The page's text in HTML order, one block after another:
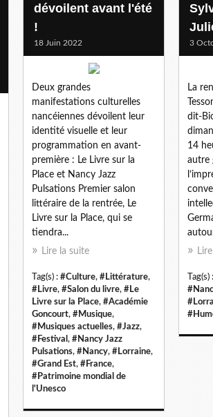
dévoilent avant l'été
!
18 Juin 2022
Deux grandes
manifestations culturelles
nancéiennes dévoilent leur
identité visuelle et leur
programmation en avant-
première : Le Livre sur la
Place et Nancy Jazz
Pulsations Premier salon
littéraire de la rentrée, Le
Livre sur la Place, qui se
tiendra...
Lire la suite
Tag(s) : #Culture, #Littérature,
#Livre, #Salon du livre, #Le
Livre sur la Place, #Académie
Goncourt, #Musique,
#Musiques actuelles, #Jazz,
#Festival , #Nancy Jazz
Pulsations, #Nancy, #Lorraine,
#Grand Est, #France,
#Patrimoine mondial de
l'Unesco
3
La
dit-
14
autre
Tag(s) :